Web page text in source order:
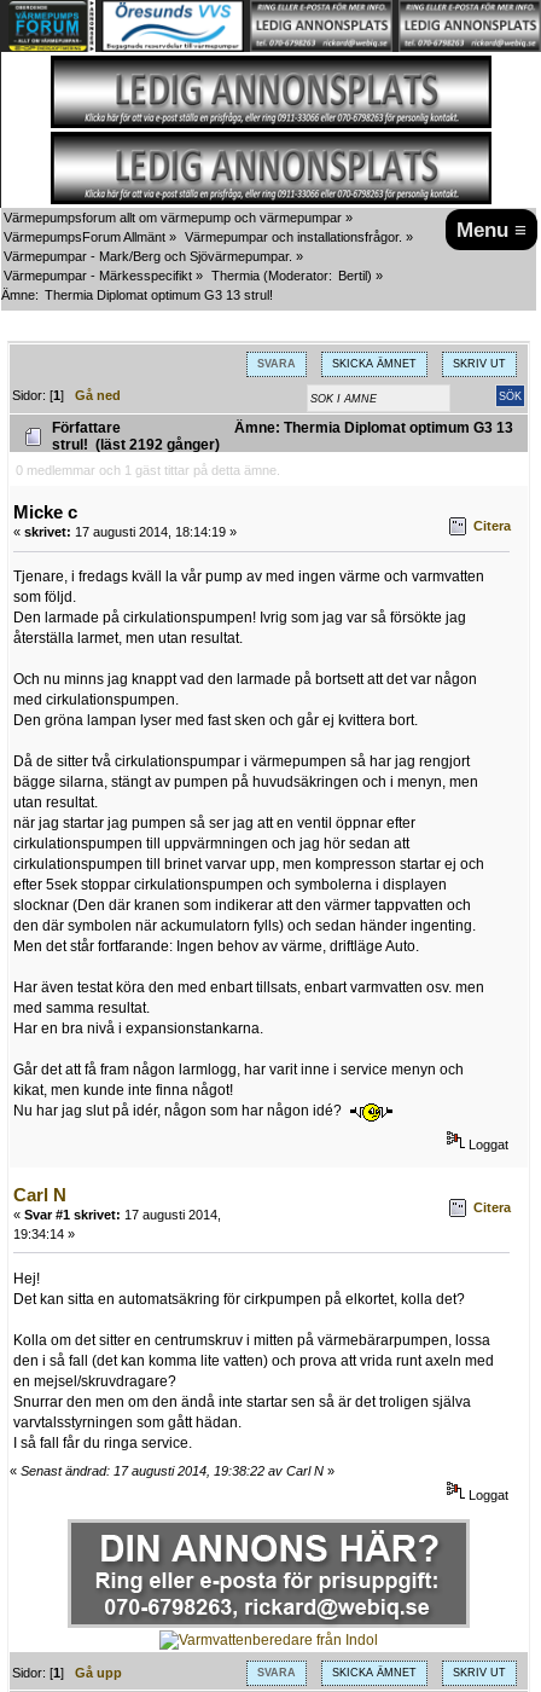
Menu ≡
Värmepumpsforum allt om värmepump och värmepumpar »
VärmepumpsForum Allmänt » Värmepumpar och installationsfrågor. »
Värmepumpar - Mark/Berg och Sjövärmepumpar. »
Värmepumpar - Märkesspecifikt » Thermia (Moderator: Bertil) »
Ämne: Thermia Diplomat optimum G3 13 strul!
SVARA SKICKA ÄMNET SKRIV UT
Sidor: [1]Gå ned
Författare
Ämne: Thermia Diplomat optimum G3 13
strul! (läst 2192 gånger)
0 medlemmar och 1 gäst tittar på detta ämne.
Micke c
« skrivet: 17 augusti 2014, 18:14:19 » Citera
Tjenare, i fredags kväll la vår pump av med ingen värme och varmvatten
som följd.
Den larmade på cirkulationspumpen! Ivrig som jag var så försökte jag
återställa larmet, men utan resultat.
Och nu minns jag knappt vad den larmade på bortsett att det var någon
med cirkulationspumpen.
Den gröna lampan lyser med fast sken och går ej kvittera bort.
Då de sitter två cirkulationspumpar i värmepumpen så har jag rengjort
bägge silarna, stängt av pumpen på huvudsäkringen och i menyn, men
utan resultat.
när jag startar jag pumpen så ser jag att en ventil öppnar efter
cirkulationspumpen till uppvärmningen och jag hör sedan att
cirkulationspumpen till brinet varvar upp, men kompresson startar ej och
efter 5sek stoppar cirkulationspumpen och symbolerna i displayen
slocknar (Den där kranen som indikerar att den värmer tappvatten och
den där symbolen när ackumulatorn fylls) och sedan händer ingenting.
Men det står fortfarande: Ingen behov av värme, driftläge Auto.
Har även testat köra den med enbart tillsats, enbart varmvatten osv. men
med samma resultat.
Har en bra nivå i expansionstankarna.
Går det att få fram någon larmlogg, har varit inne i service menyn och
kikat, men kunde inte finna något!
Nu har jag slut på idér, någon som har någon idé?
Loggat
Carl N
« Svar #1 skrivet: 17 augusti 2014,
19:34:14 »
Citera
Hej!
Det kan sitta en automatsäkring för cirkpumpen på elkortet, kolla det?
Kolla om det sitter en centrumskruv i mitten på värmebärarpumpen, lossa
den i så fall (det kan komma lite vatten) och prova att vrida runt axeln med
en mejsel/skruvdragare?
Snurrar den men om den ändå inte startar sen så är det troligen själva
varvtalsstyrningen som gått hädan.
I så fall får du ringa service.
« Senast ändrad: 17 augusti 2014, 19:38:22 av Carl N »
Loggat
SVARA SKICKA ÄMNET SKRIV UT
Sidor: [1]Gå upp